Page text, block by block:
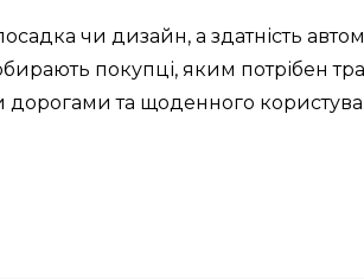
чи дизайн, а здатність
покупці, яким потрібен
та щоденного